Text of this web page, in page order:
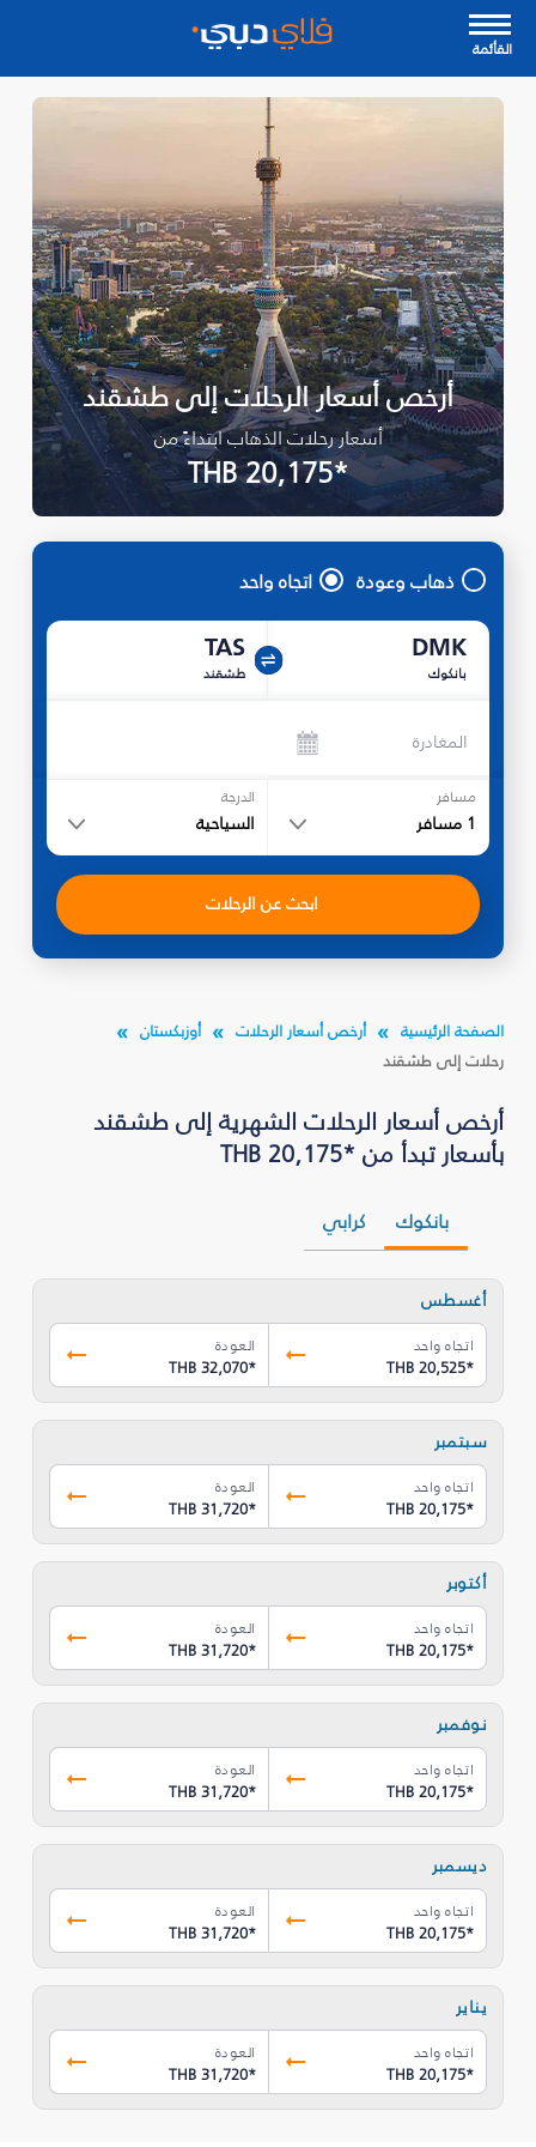
القأئمة
أرخص أسعار الرحلات إلى طشقند
أسعار رحلات الذهاب ابتداءً من
*THB 20,175
ذهاب وعودة اتجاه واحد
DMK
بانكوك
TAS
طشقند
المغادرة
مسافر
1 مسافر
الدرجة
السياحية
ابحث عن الرحلات
الصفحة الرئيسية أرخص أسعار الرحلات
أوزبكستان
رحلات إلى طشقند
أرخص أسعار الرحلات الشهرية إلى طشقند
بأسعار تبدأ من *THB 20,175
بانكوك كرابي
أغسطس
اتجاه واحد
THB 20,525*
العودة
THB 32,070*
سبتمبر
اتجاه واحد
THB 20,175*
العودة
THB 31,720*
أكتوبر
اتجاه واحد
THB 20,175*
العودة
THB 31,720*
نوفمبر
اتجاه واحد
THB 20,175*
العودة
THB 31,720*
ديسمبر
اتجاه واحد
THB 20,175*
العودة
THB 31,720*
يناير
اتجاه واحد
THB 20,175*
العودة
THB 31,720*